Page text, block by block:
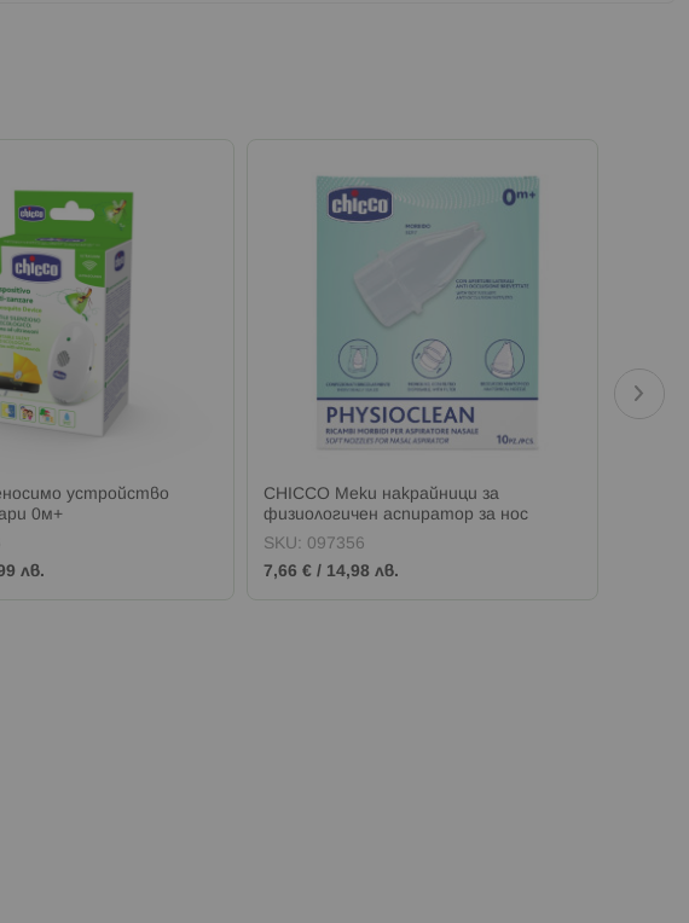
устройство
0м+
лв.
CHICCO Меки накрайници за
физиологичен аспиратор за нос
SKU: 097356
7,66 € / 14,98 лв.